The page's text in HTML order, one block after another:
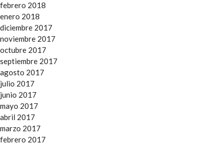
febrero 2018
enero 2018
diciembre 2017
noviembre 2017
octubre 2017
septiembre 2017
agosto 2017
julio 2017
junio 2017
mayo 2017
abril 2017
marzo 2017
febrero 2017